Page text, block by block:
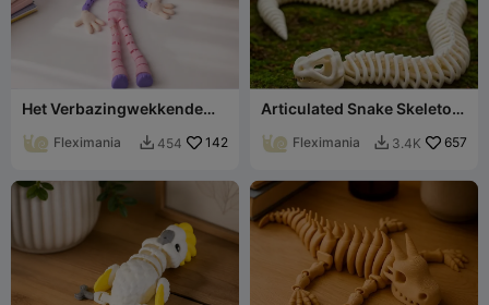
Het Verbazingwekkende
Flexi Speelgoed
Fleximania  454 142
Articulated Snake Skeleton
Fleximania  3.4K 657